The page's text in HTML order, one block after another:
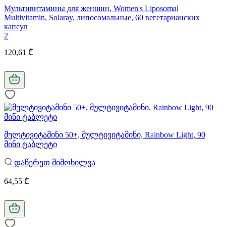
Мультивитамины для женщин, Women's Liposomal
Multivitamin, Solaray, липосомальные, 60 вегетарианских
капсул
2
120,61 ₾
მულტივიტამინი 50+, მულტივიტამინი, Rainbow Light, 90
მინი ტაბლეტი
დაწერეთ მიმოხილვა
64,55 ₾